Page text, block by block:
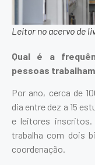
Leitor no acervo de
Qual é a
pessoas
Por ano, cerca de
dia entre dez a 15
e leitores
trabalha com dois
coordenação.